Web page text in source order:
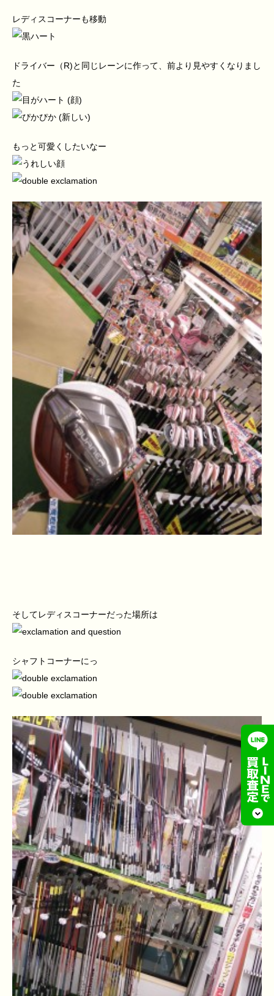
レディスコーナーも移動
ドライバー（R)と同じレーンに作って、前より見やすくなりまし
た
もっと可愛くしたいなー
そしてレディスコーナーだった場所は
シャフトコーナーにっ